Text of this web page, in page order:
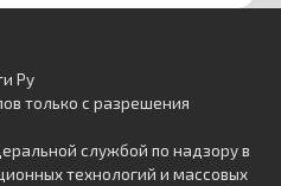
Ру
только с разрешения
службой по надзору в
технологий и массовых